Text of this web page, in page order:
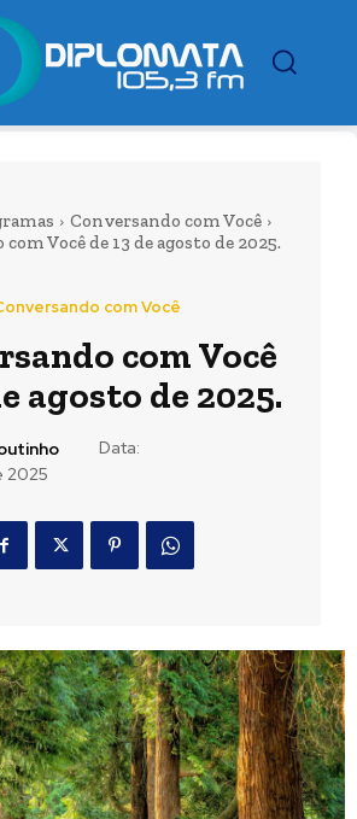
Conversando com Você
Você de 13 de agosto de 2025.
com Você
com Você
agosto de 2025.
Data:
2025